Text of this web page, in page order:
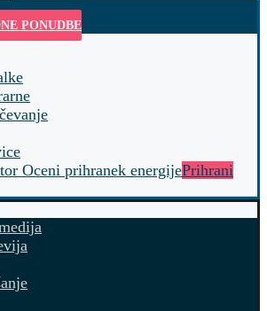
PONUDBE
Oceni prihranek energijePrihrani